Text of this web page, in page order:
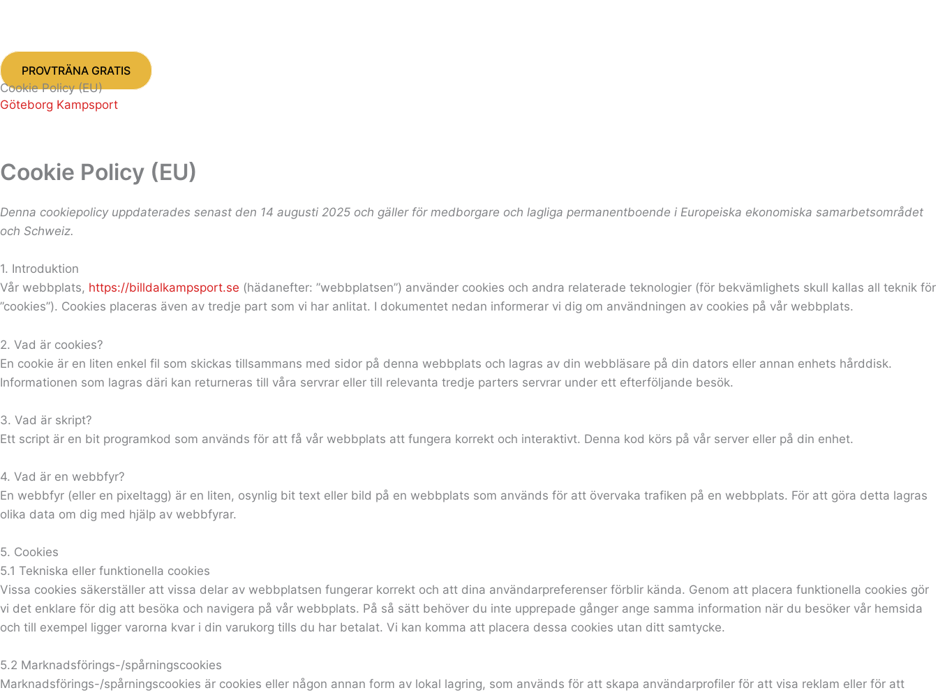
PROVTRÄNA GRATIS
Cookie Policy (EU)
Göteborg Kampsport
Cookie Policy (EU)
Denna cookiepolicy uppdaterades senast den 14 augusti 2025 och gäller för medborgare och lagliga permanentboende i Europeiska ekonomiska samarbetsområdet
och Schweiz.
1. Introduktion
Vår webbplats, https://billdalkampsport.se (hädanefter: ”webbplatsen”) använder cookies och andra relaterade teknologier (för bekvämlighets skull kallas all teknik för
”cookies”). Cookies placeras även av tredje part som vi har anlitat. I dokumentet nedan informerar vi dig om användningen av cookies på vår webbplats.
2. Vad är cookies?
En cookie är en liten enkel fil som skickas tillsammans med sidor på denna webbplats och lagras av din webbläsare på din dators eller annan enhets hårddisk.
Informationen som lagras däri kan returneras till våra servrar eller till relevanta tredje parters servrar under ett efterföljande besök.
3. Vad är skript?
Ett script är en bit programkod som används för att få vår webbplats att fungera korrekt och interaktivt. Denna kod körs på vår server eller på din enhet.
4. Vad är en webbfyr?
En webbfyr (eller en pixeltagg) är en liten, osynlig bit text eller bild på en webbplats som används för att övervaka trafiken på en webbplats. För att göra detta lagras
olika data om dig med hjälp av webbfyrar.
5. Cookies
5.1 Tekniska eller funktionella cookies
Vissa cookies säkerställer att vissa delar av webbplatsen fungerar korrekt och att dina användarpreferenser förblir kända. Genom att placera funktionella cookies gör
vi det enklare för dig att besöka och navigera på vår webbplats. På så sätt behöver du inte upprepade gånger ange samma information när du besöker vår hemsida
och till exempel ligger varorna kvar i din varukorg tills du har betalat. Vi kan komma att placera dessa cookies utan ditt samtycke.
5.2 Marknadsförings-/spårningscookies
Marknadsförings-/spårningscookies är cookies eller någon annan form av lokal lagring, som används för att skapa användarprofiler för att visa reklam eller för att
elementor
wordpress
google-
analytics
sourcebuster-
js
google-
recaptcha
google-
maps
youtube
Övrigt